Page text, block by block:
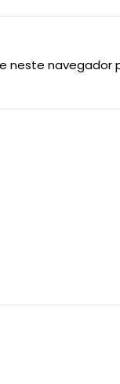
neste navegador